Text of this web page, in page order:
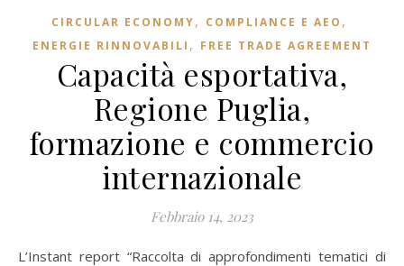
CIRCULAR ECONOMY, COMPLIANCE E AEO ,
ENERGIE RINNOVABILI , FREE TRADE AGREEMENT
Capacità esportativa,
Regione Puglia,
formazione e commercio
internazionale
Febbraio 14, 2023
L’Instant report “Raccolta di approfondimenti tematici di